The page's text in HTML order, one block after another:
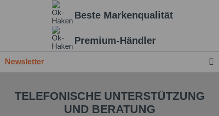
Beste Markenqualität
Premium-Händler
Newsletter
TELEFONISCHE UNTERSTÜTZUNG
UND BERATUNG